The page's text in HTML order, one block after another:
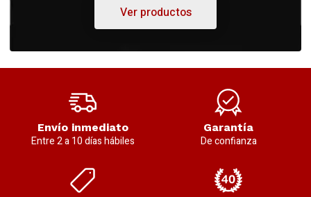
Ver productos
Envío inmediato
Entre 2 a 10 días hábiles
Garantía
De confianza